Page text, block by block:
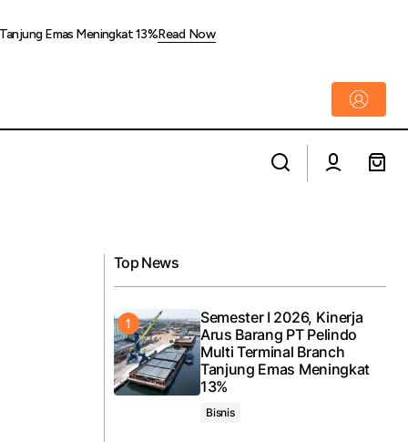
Emas Meningkat 13%Read Now
Top News
Semester I 2026, Kinerja
Arus Barang PT Pelindo
Multi Terminal Branch
Tanjung Emas Meningkat
13%
Bisnis